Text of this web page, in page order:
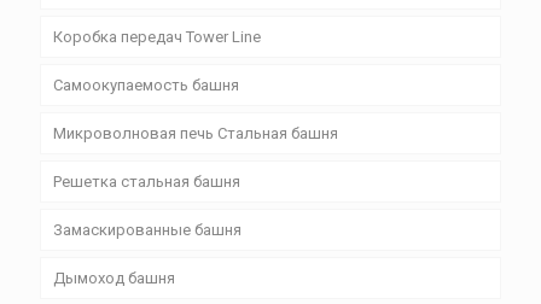
Коробка передач Tower Line
Самоокупаемость башня
Микроволновая печь Стальная башня
Решетка стальная башня
Замаскированные башня
Дымоход башня